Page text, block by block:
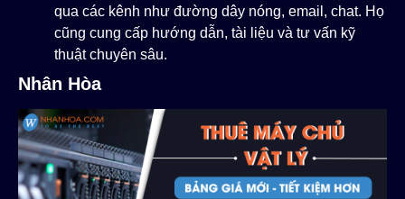
qua các kênh như đường dây nóng, email, chat. Họ
cũng cung cấp hướng dẫn, tài liệu và tư vấn kỹ
thuật chuyên sâu.
Nhân Hòa